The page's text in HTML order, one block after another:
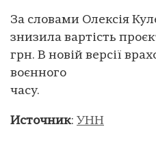
За словами Олексія
знизила вартість
грн. В новій версії
воєнного
часу.
Источник: УНН